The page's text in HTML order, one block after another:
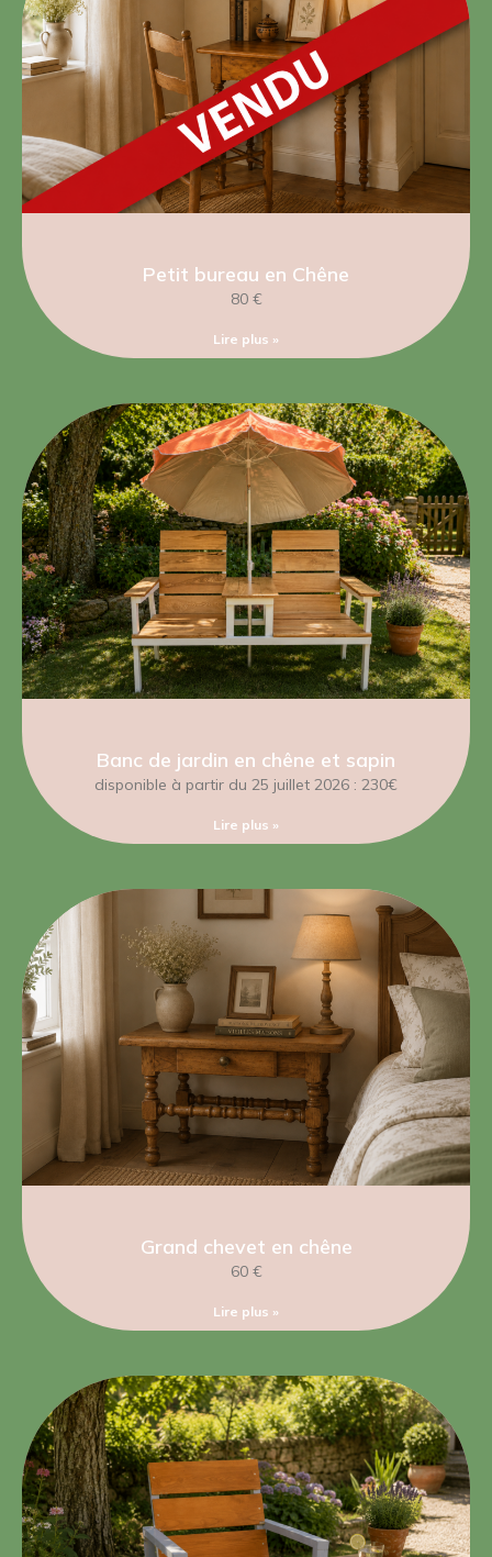
Petit bureau en Chêne
80 €
Lire plus »
Banc de jardin en chêne et sapin
disponible à partir du 25 juillet 2026 : 230€
Lire plus »
Grand chevet en chêne
60 €
Lire plus »